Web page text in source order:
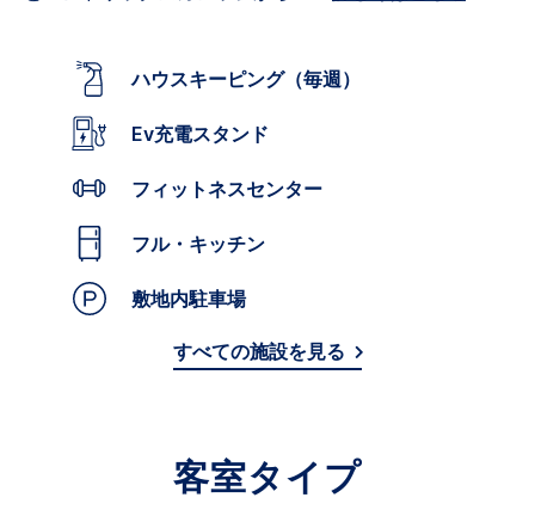
ハウスキーピング（毎週）
Ev充電スタンド
フィットネスセンター
フル・キッチン
敷地内駐車場
すべての施設を見る
客室タイプ